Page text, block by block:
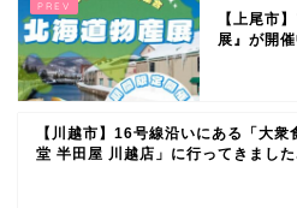
【上尾市
展』が開催
【川越市】16号線沿いにある「大衆
堂 半田屋 川越店」に行ってきまし